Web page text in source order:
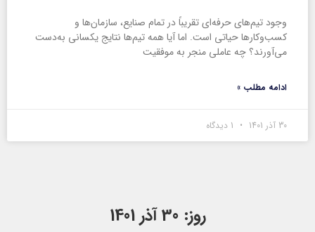
وجود تیم‌های حرفه‌ای تقریباً در تمام صنایع، سازمان‌ها و
کسب‌وکارها حیاتی است. اما آیا همه تیم‌ها نتایج یکسانی به‌دست
می‌آورند؟ چه عاملی منجر به موفقیت
ادامه مطلب »
30 آذر 1401
روز: 30 آذر 1401